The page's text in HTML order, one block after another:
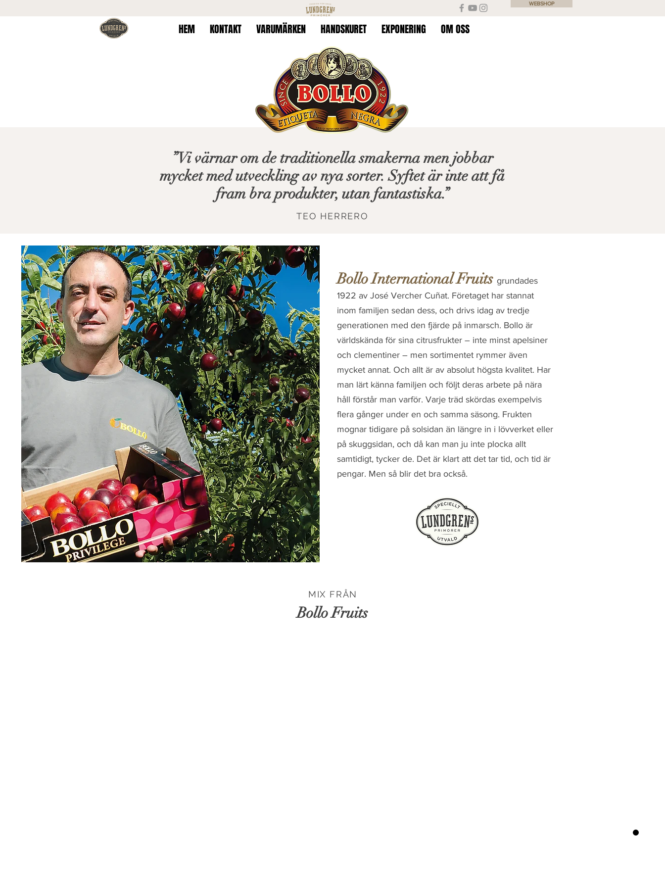
WEBSHOP
HEM KONTAKT VARUMÄRKEN HANDSKURET EXPONERING OM OSS
”Vi värnar om de traditionella smakerna men jobbar
mycket med utveckling av nya sorter. Syftet är inte att få
fram bra produkter, utan fantastiska.”
TEO HERRERO
Bollo InternationalFruits grundades
1922 av José Vercher Cuñat. Företaget har stannat
inom familjen sedan dess, och drivs idag av tredje
generationen med den fjärde på inmarsch. Bollo är
världskända för sina citrusfrukter – inte minst apelsiner
och clementiner – men sortimentet rymmer även
mycket annat. Och allt är av absolut högsta kvalitet. Har
man lärt känna familjen och följt deras arbete på nära
håll förstår man varför. Varje träd skördas exempelvis
flera gånger under en och samma säsong. Frukten
mognar tidigare på solsidan än längre in i lövverket eller
på skuggsidan, och då kan man ju inte plocka allt
samtidigt, tycker de. Det är klart att det tar tid, och tid är
pengar. Men så blir det bra också.
MIX FRÅN
Bollo Fruits